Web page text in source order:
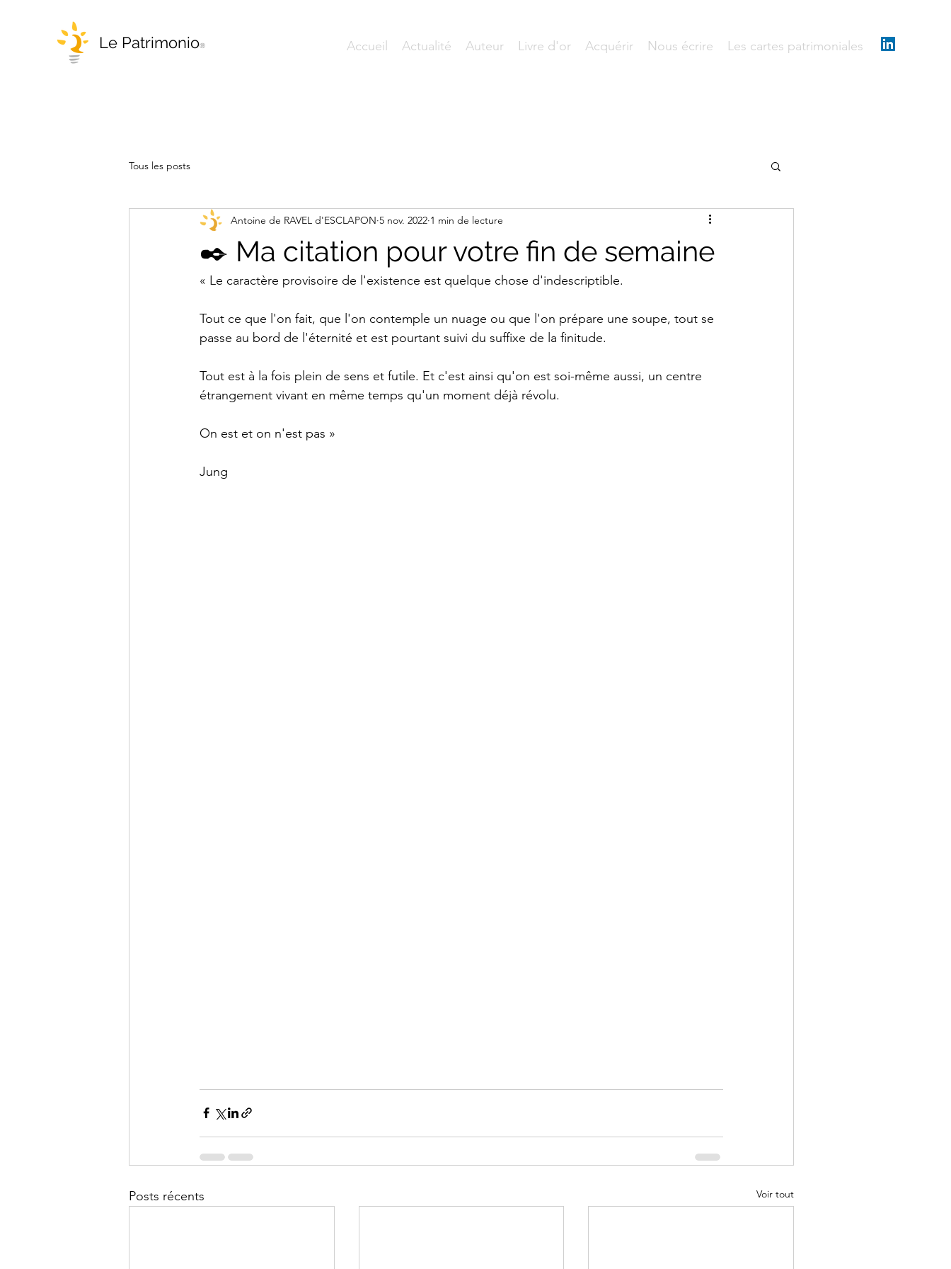
Le Patrimonio® Accueil Actualité Auteur Livre d'or Acquérir Nous écrire Les cartes patrimoniales
Tous les posts
✒️ Ma citation pour votre fin de semaine
Antoine de RAVEL d'ESCLAPON 5 nov. 2022 1 min de lecture
« Le caractère provisoire de l'existence est quelque chose d'indescriptible.
Tout ce que l'on fait, que l'on contemple un nuage ou que l'on prépare une soupe, tout se
passe au bord de l'éternité et est pourtant suivi du suffixe de la finitude.
Tout est à la fois plein de sens et futile. Et c'est ainsi qu'on est soi-même aussi, un centre
étrangement vivant en même temps qu'un moment déjà révolu.
On est et on n'est pas »
Jung
Posts récents Voir tout